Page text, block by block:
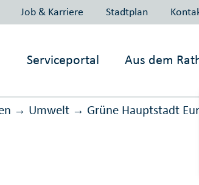
Job & Karriere Stadtplan
Serviceportal Aus dem
→ Umwelt → Grüne Hauptstadt